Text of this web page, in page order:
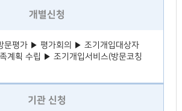
개별신청
문평가 ▶ 평가회의 ▶ 조기개입대상자
계획 수립 ▶ 조기개입서비스(방문코칭
기관 신청